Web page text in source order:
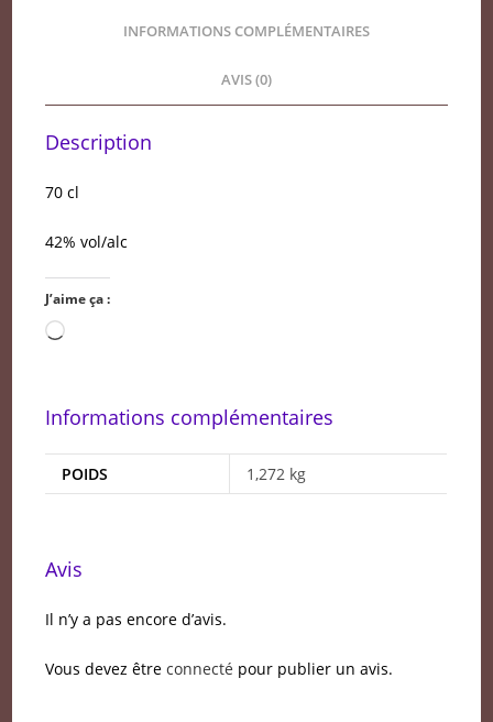
INFORMATIONS COMPLÉMENTAIRES
AVIS (0)
Description
70 cl
42% vol/alc
J’aime ça :
Chargement…
Informations complémentaires
POIDS 1,272 kg
Avis
Il n’y a pas encore d’avis.
Vous devez êtreconnecté pour publier un avis.